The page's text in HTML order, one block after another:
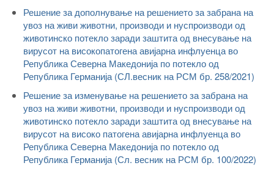
Решение за дополнување на решението за забрана на
увоз на живи животни, производи и нуспроизводи од
животинско потекло заради заштита од внесување на
вирусот на високопатогена авијарна инфлуенца во
Република Северна Македонија по потекло од
Република Германија (СЛ.весник на РСМ бр. 258/2021)
Решение за изменување на решението за забрана на
увоз на живи животни, производи и нуспроизводи од
животинско потекло заради заштита од внесување на
вирусот на високо патогена авијарна инфлуенца во
Република Северна Македонија по потекло од
Република Германија (Сл. весник на РСМ бр. 100/2022)